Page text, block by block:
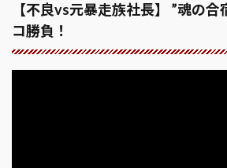
【不良vs元暴走族社長】 ”魂の合
コ勝負！